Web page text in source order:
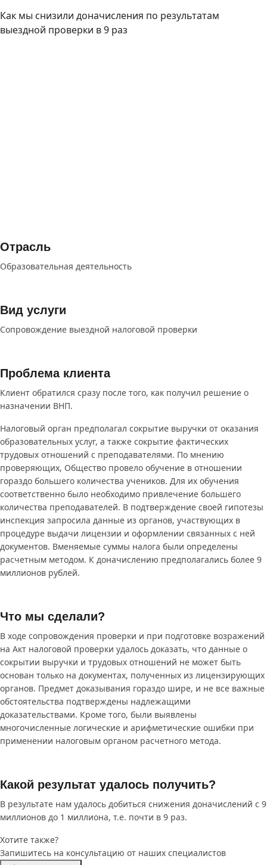
Как мы снизили доначисления по результатам
выездной проверки в 9 раз
Отрасль
Образовательная деятельность
Вид услуги
Сопровождение выездной налоговой проверки
Проблема клиента
Клиент обратился сразу после того, как получил решение о
назначении ВНП.
Налоговый орган предполагал сокрытие выручки от оказания
образовательных услуг, а также сокрытие фактических
трудовых отношений с преподавателями. По мнению
проверяющих, Общество провело обучение в отношении
гораздо большего количества учеников. Для их обучения
соответственно было необходимо привлечение большего
количества преподавателей. В подтверждение своей гипотезы
инспекция запросила данные из органов, участвующих в
процедуре выдачи лицензии и оформлении связанных с ней
документов. Вменяемые суммы налога были определены
расчетным методом. К доначислению предполагались более 9
миллионов рублей.
Что мы сделали?
В ходе сопровождения проверки и при подготовке возражений
на Акт налоговой проверки удалось доказать, что данные о
сокрытии выручки и трудовых отношений не может быть
основан только на документах, полученных из лицензирующих
органов. Предмет доказывания гораздо шире, и не все важные
обстоятельства подтверждены надлежащими
доказательствами. Кроме того, были выявлены
многочисленные логические и арифметические ошибки при
применении налоговым органом расчетного метода.
Какой результат удалось получить?
В результате нам удалось добиться снижения доначислений с 9
миллионов до 1 миллиона, т.е. почти в 9 раз.
Хотите также?
Запишитесь на консультацию от наших специалистов